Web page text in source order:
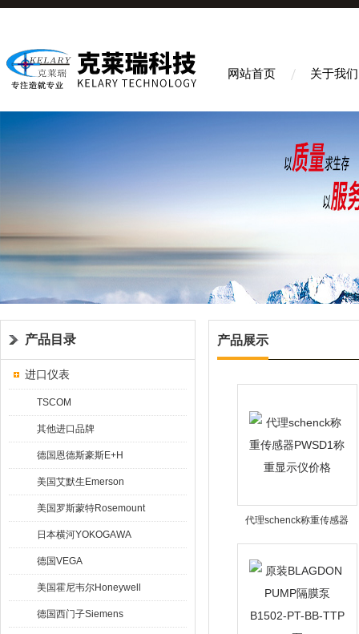
网站首页 关于我们
产品目录
进口仪表
TSCOM
其他进口品牌
德国恩德斯豪斯E+H
美国艾默生Emerson
美国罗斯蒙特Rosemount
日本横河YOKOGAWA
德国VEGA
美国霍尼韦尔Honeywell
德国西门子Siemens
产品展示
代理schenck称重传感器
PWSD1称重显示仪价格